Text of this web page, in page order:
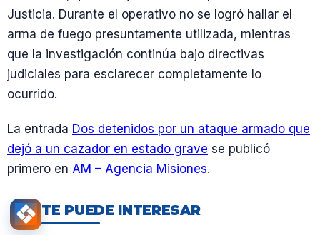
Justicia. Durante el operativo no se logró hallar el
arma de fuego presuntamente utilizada, mientras
que la investigación continúa bajo directivas
judiciales para esclarecer completamente lo
ocurrido.
La entrada Dos detenidos por un ataque armado que
dejó a un cazador en estado grave se publicó
primero en AM – Agencia Misiones.
TE PUEDE INTERESAR